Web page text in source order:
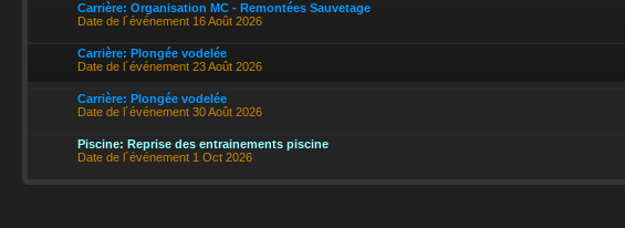
Carrière: Organisation MC - Remontées Sauvetage
Date de l´événement 16 Août 2026
Carrière: Plongée vodelée
Date de l´événement 23 Août 2026
Carrière: Plongée vodelée
Date de l´événement 30 Août 2026
Piscine: Reprise des entrainements piscine
Date de l´événement 1 Oct 2026